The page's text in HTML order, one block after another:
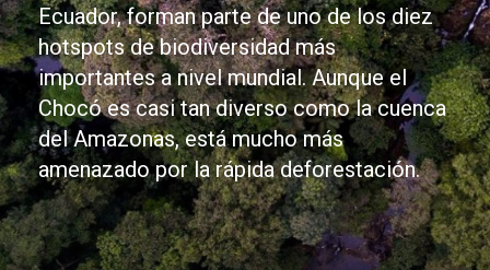
Ecuador, forman parte de uno de los diez
hotspots de biodiversidad más
importantes a nivel mundial. Aunque el
Chocó es casi tan diverso como la cuenca
del Amazonas, está mucho más
amenazado por la rápida deforestación.